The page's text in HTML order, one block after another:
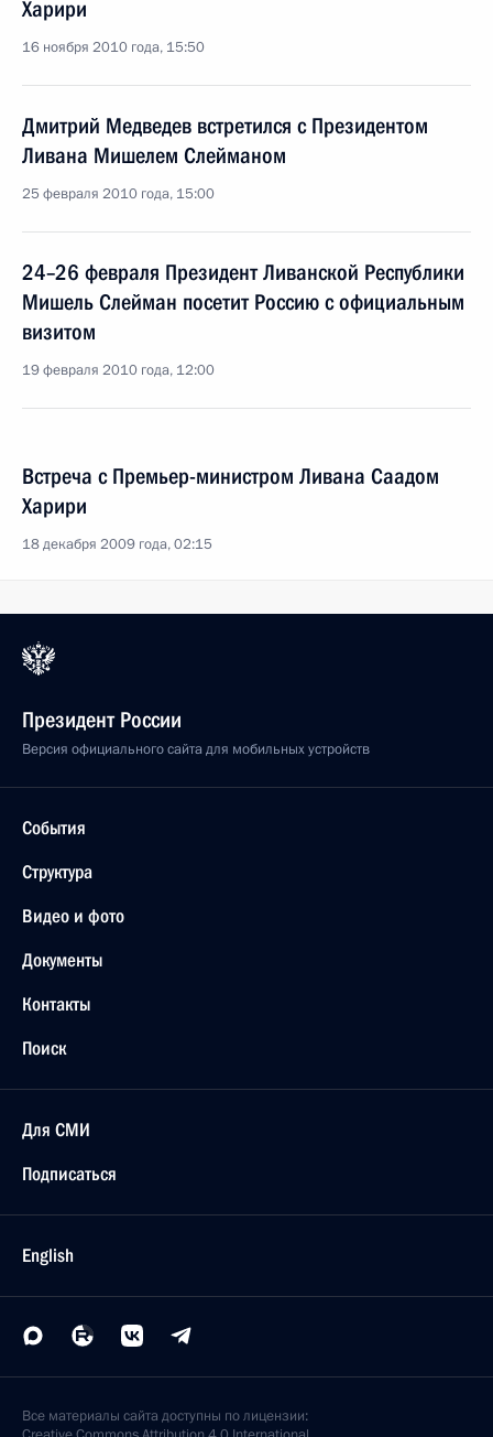
Харири
16 ноября 2010 года, 15:50
Дмитрий Медведев встретился с Президентом
Ливана Мишелем Слейманом
25 февраля 2010 года, 15:00
24–26 февраля Президент Ливанской Республики
Мишель Слейман посетит Россию с официальным
визитом
19 февраля 2010 года, 12:00
Встреча с Премьер-министром Ливана Саадом
Харири
18 декабря 2009 года, 02:15
Президент России
Версия официального сайта для мобильных устройств
События
Структура
Видео и фото
Документы
Контакты
Поиск
Для СМИ
Подписаться
English
Все материалы сайта доступны по лицензии: